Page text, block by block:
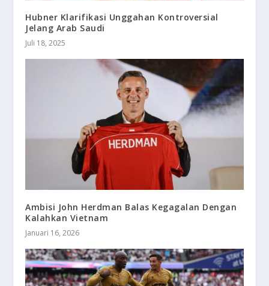
Hubner Klarifikasi Unggahan Kontroversial
Jelang Arab Saudi
Juli 18, 2025
Ambisi John Herdman Balas Kegagalan Dengan
Kalahkan Vietnam
Januari 16, 2026